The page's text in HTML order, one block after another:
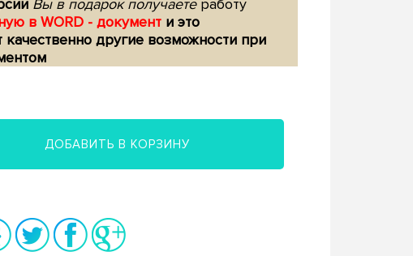
Вы в подарок получаетеработу
в WORD - документ и это
качественно другие возможности при
ДОБАВИТЬ В КОРЗИНУ